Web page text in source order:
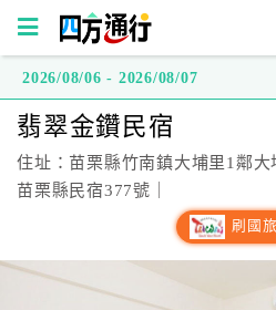
方
通
行
2026/08/06 - 2026/08/07
翡翠金鑽民宿
住址：苗栗縣竹南鎮大埔里1鄰大
苗栗縣民宿377號｜
刷國